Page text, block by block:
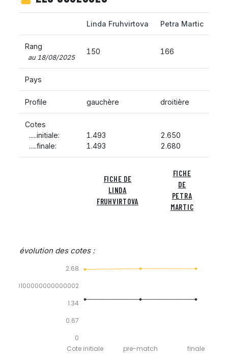
Linda Fruhvirtova Petra Martic
Rang
au 18/08/2025
150 166
Pays
Profile gauchère droitière
Cotes
.....initiale:
.....finale:
1.493
1.493
2.650
2.680
FICHE DE
LINDA
FRUHVIRTOVA
FICHE
DE
PETRA
MARTIC
évolution des cotes :
0
0.67
1.34
2.0100000000000002
2.68
finale
pre-match
Cote initiale